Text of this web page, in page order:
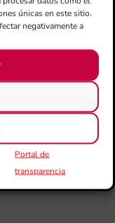
únicas en este sitio.
negativamente a
Portal de
transparencia